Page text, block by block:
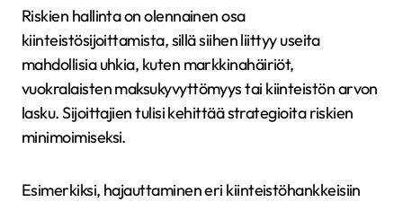
Riskien hallinta on olennainen osa
kiinteistösijoittamista, sillä siihen liittyy useita
mahdollisia uhkia, kuten markkinahäiriöt,
vuokralaisten maksukyvyttömyys tai kiinteistön arvon
lasku. Sijoittajien tulisi kehittää strategioita riskien
minimoimiseksi.
Esimerkiksi, hajauttaminen eri kiinteistöhankkeisiin